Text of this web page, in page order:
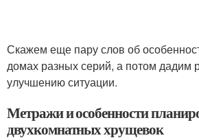
Скажем еще пару слов об
домах разных серий, а потом дадим
улучшению ситуации.
Метражи и особенности
двухкомнатных хрущевок